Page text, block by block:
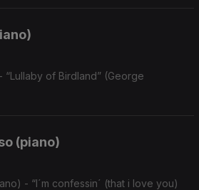
(piano)
- “I´m confessin´ (that i love you)